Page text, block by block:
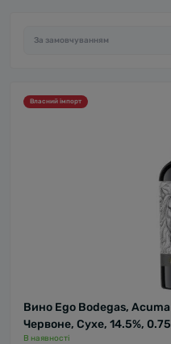
Власний імпорт
Вино Ego Bodegas,
Червоне, Сухе, 14.5%,
В наявності